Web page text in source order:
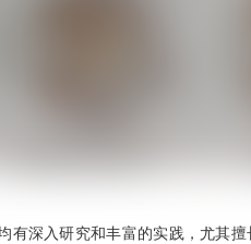
有深入研究和丰富的实践，尤其擅